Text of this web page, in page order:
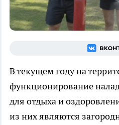
В текущем году на
функционирование
для отдыха и
из них являются